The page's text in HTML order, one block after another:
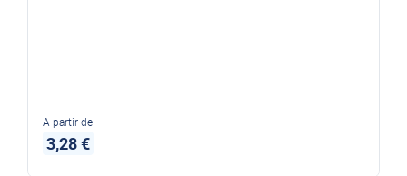
A partir de
3,28 €